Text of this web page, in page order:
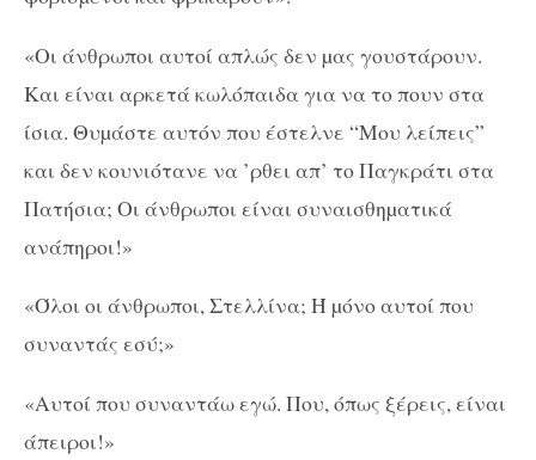
«Οι άνθρωποι αυτοί απλώς δεν µας γουστάρουν.
Και είναι αρκετά κωλόπαιδα για να το πουν στα
ίσια. Θυµάστε αυτόν που έστελνε “Μου λείπεις”
και δεν κουνιότανε να ’ρθει απ’ το Παγκράτι στα
Πατήσια; Οι άνθρωποι είναι συναισθηµατικά
ανάπηροι!»
«Όλοι οι άνθρωποι, Στελλίνα; Ή µόνο αυτοί που
συναντάς εσύ;»
«Αυτοί που συναντάω εγώ. Που, όπως ξέρεις, είναι
άπειροι!»